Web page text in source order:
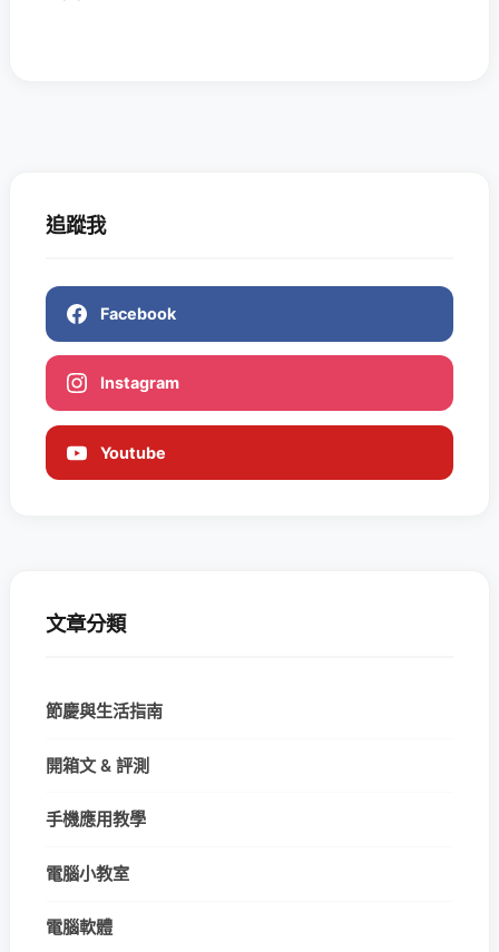
追蹤我
Facebook
Instagram
Youtube
文章分類
節慶與生活指南
開箱文 & 評測
手機應用教學
電腦小教室
電腦軟體